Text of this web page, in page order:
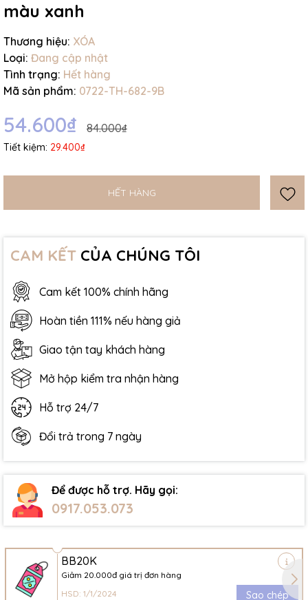
màu xanh
Thương hiệu: XÓA
Loại: Đang cập nhật
Tình trạng: Hết hàng
Mã sản phẩm: 0722-TH-682-9B
54.600₫ 84.000₫
Tiết kiệm: 29.400₫
HẾT HÀNG
CAM KẾT CỦA CHÚNG TÔI
Cam kết 100% chính hãng
Hoàn tiền 111% nếu hàng giả
Giao tận tay khách hàng
Mở hộp kiểm tra nhận hàng
Hỗ trợ 24/7
Đổi trả trong 7 ngày
Để được hỗ trợ. Hãy gọi:
0917.053.073
BB20K
Giảm 20.000đ giá trị đơn hàng
HSD: 1/1/2024
Sao chép